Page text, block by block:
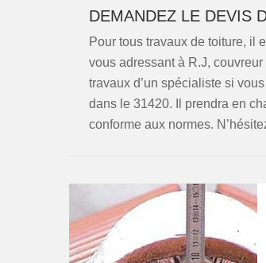
DEMANDEZ LE DEVIS
Pour tous travaux de toiture, il
vous adressant à R.J,
travaux d’un spécialiste si
dans le 31420. Il prendra en
conforme aux normes.